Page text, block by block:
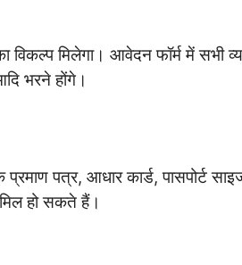
मिलेगा। आवेदन फॉर्म में सभी
भरने होंगे।
पत्र, आधार कार्ड, पासपोर्ट
हो सकते हैं।